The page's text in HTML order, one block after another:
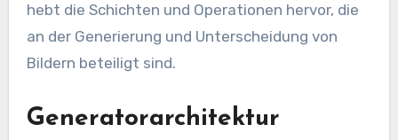
hebt die Schichten und Operationen hervor, die
an der Generierung und Unterscheidung von
Bildern beteiligt sind.
Generatorarchitektur